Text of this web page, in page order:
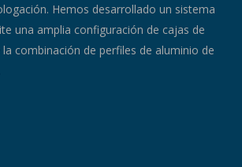
Hemos desarrollado un sistema
una amplia configuración de cajas de
combinación de perfiles de aluminio de